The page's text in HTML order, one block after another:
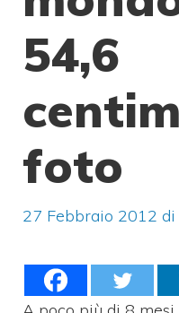
54,6
foto
27 Febbraio 2012 di